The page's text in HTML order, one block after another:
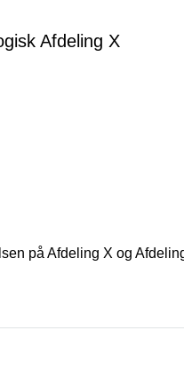
Afdeling X
på Afdeling X og